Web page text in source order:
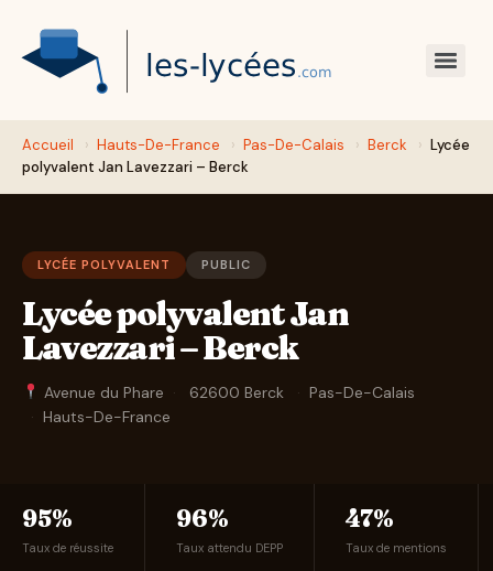
Accueil › Hauts-De-France › Pas-De-Calais › Berck › Lycée
polyvalent Jan Lavezzari – Berck
LYCÉE POLYVALENT PUBLIC
Lycée polyvalent Jan
Lavezzari – Berck
Avenue du Phare · 62600 Berck · Pas-De-Calais
· Hauts-De-France
95%
Taux de réussite
96%
Taux attendu DEPP
47%
Taux de mentions